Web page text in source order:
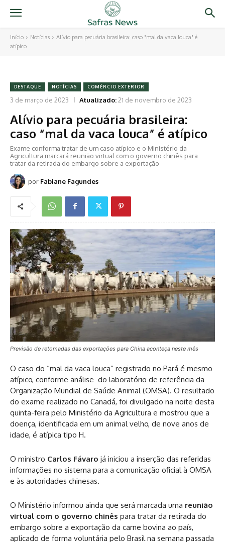
Início Notícias
Alívio para pecuária brasileira: caso "mal da vaca louca" é
atípico
DESTAQUE NOTÍCIAS COMÉRCIO EXTERIOR
3 de março de 2023 Atualizado:21 de novembro de 2023
Alívio para pecuária brasileira:
caso “mal da vaca louca” é atípico
Exame conforma tratar de um caso atípico e o Ministério da
Agricultura marcará reunião virtual com o governo chinês para
tratar da retirada do embargo sobre a exportação
por Fabiane Fagundes
Previsão de retomadas das exportações para China aconteça neste mês
O caso do “mal da vaca louca” registrado no Pará é mesmo
atípico, conforme análise do laboratório de referência da
Organização Mundial de Saúde Animal (OMSA). O resultado
do exame realizado no Canadá, foi divulgado na noite desta
quinta-feira pelo Ministério da Agricultura e mostrou que a
doença, identificada em um animal velho, de nove anos de
idade, é atípica tipo H.
O ministro Carlos Fávaro já iniciou a inserção das referidas
informações no sistema para a comunicação oficial à OMSA
e às autoridades chinesas.
O Ministério informou ainda que será marcada uma reunião
virtual com o governo chinês para tratar da retirada do
embargo sobre a exportação da carne bovina ao país,
aplicado de forma voluntária pelo Brasil na semana passada